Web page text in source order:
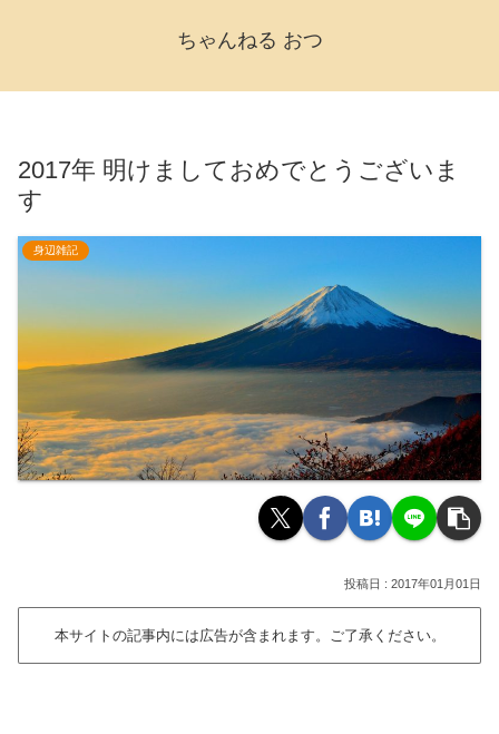
ちゃんねる おつ
2017年 明けましておめでとうございま
す
身辺雑記
2017年01月01日
本サイトの記事内には広告が含まれます。ご了承ください。